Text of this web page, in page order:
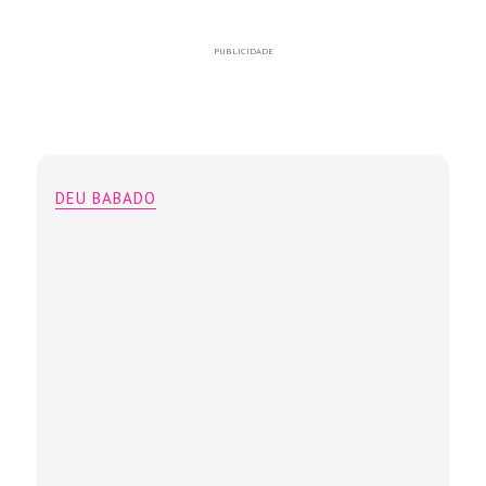
PUBLICIDADE
DEU BABADO